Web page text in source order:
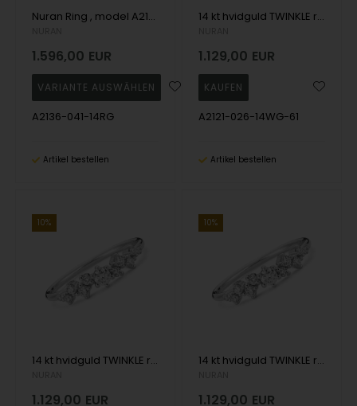
Nuran Ring , model A2136-041-14RG
1.596,00 EUR
A2136-041-14RG
Artikel bestellen
14 kt hvidguld TWINKLE ring med brillianter Wesselton SI
1.129,00 EUR
A2121-026-14WG-61
Artikel bestellen
10%
14 kt hvidguld TWINKLE ring med brillianter Wesselton SI
1.129,00 EUR
10%
14 kt hvidguld TWINKLE ring med brillianter Wesselton SI
1.129,00 EUR